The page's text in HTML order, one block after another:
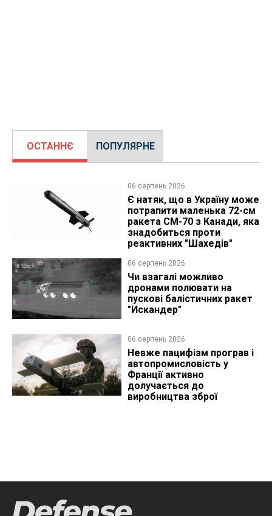
ОСТАННЄ ПОПУЛЯРНЕ
06 серпень 2026
Є натяк, що в Україну може
потрапити маленька 72-см
ракета CM-70 з Канади, яка
знадобиться проти
реактивних "Шахедів"
06 серпень 2026
Чи взагалі можливо
дронами полювати на
пускові балістичних ракет
"Искандер"
06 серпень 2026
Невже пацифізм програв і
автопромисловість у
Франції активно
долучається до
виробництва зброї